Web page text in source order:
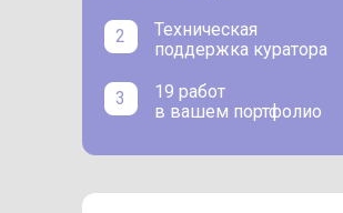
19 работ
в вашем портфолио
3
Техническая
поддержка куратора
2